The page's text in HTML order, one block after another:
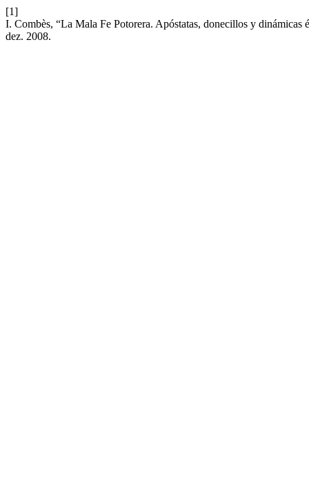
[1]
I. Combès, “La Mala Fe Potorera. Apóstatas, donecillos y dinámicas
dez. 2008.